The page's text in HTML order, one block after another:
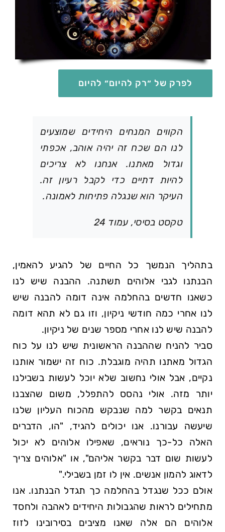
לפרק של ״רק להיום״ להיום
הקווים המנחים היחידים שמוצעים
לנו הם שכח זה יהיה אוהב, אכפתי
וגדול מאתנו. אנחנו לא צריכים
להיות דתיים כדי לקבל רעיון זה.
העיקר הוא שנגלה פתיחות לאמונה.
טקסט בסיסי, עמוד 24
בתהליך הנמשך כל החיים של להגיע להאמין,
הבנתנו לגבי אלוהים תשתנה. ההבנה שיש לנו
כשאנו חדשים בהחלמה אינה דומה להבנה שיש
לנו אחרי כמה חודשי ניקיון, וזו גם לא תהא דומה
להבנה שיש לנו אחרי מספר שנים של ניקיון.
סביר להניח שההבנה הראשונית שיש לנו על כוח
הגדול מאתנו תהיה מוגבלת. כוח זה ישמור אותנו
נקיים, אבל אולי נחשוב שלא יוכל לעשות בשבילנו
יותר מזה. אולי נהסס להתפלל, משום שהצבנו
תנאים בקשר למה שנבקש מהכוח העליון שלנו
שיעשה עבורנו. אנו יכולים להגיד,
הו, הדברים
האלה כל-כך נוראים, שאפילו אלוהים לא יכול
לעשות שום דבר בקשר אליהם , או
אלוהים צריך
לדאוג להמון אנשים. אין לו זמן בשבילי.
אולם ככל שנגדל בהחלמה כך תגדל הבנתנו. אנו
מתחילים לראות שהגבולות היחידים לאהבה ולחסד
אלוהים הם אלה שאנו מציבים בסירובינו לזוז